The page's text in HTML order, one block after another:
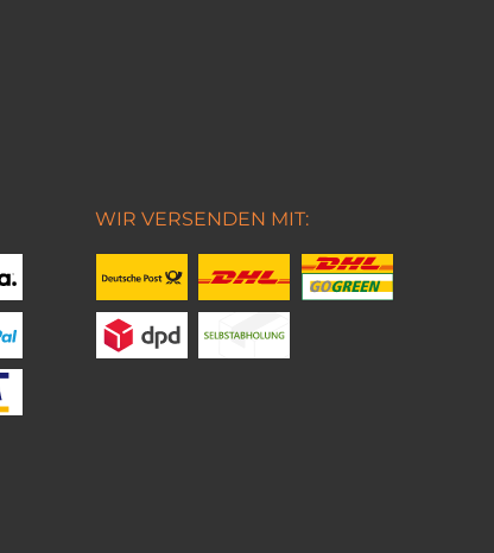
WIR VERSENDEN MIT: